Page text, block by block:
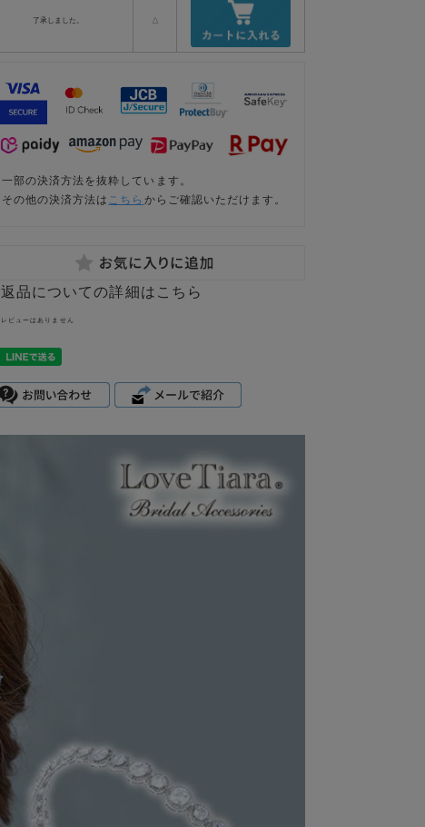
了承しました。 △
一部の決済方法を抜粋しています。
その他の決済方法は こちら からご確認いただけます。
返品についての詳細はこちら
レビューはありません